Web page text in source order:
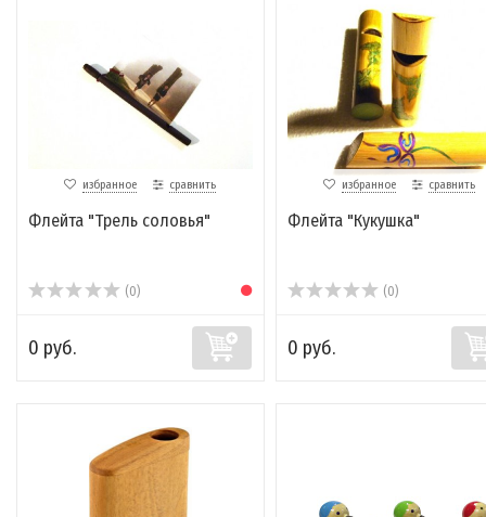
избранное сравнить
Флейта "Трель соловья"
(0)
0 руб.
избранное сравнить
Флейта "Кукушка"
(0)
0 руб.